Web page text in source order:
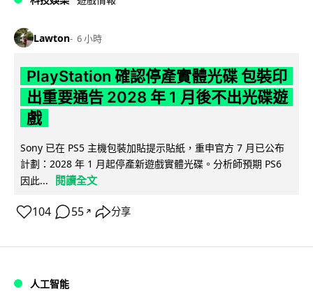
Lawton 6 小時
PlayStation 確認停產實體光碟 包裝印
出重要通告 2028 年 1 月後不出光碟遊
戲
Sony 已在 PS5 主機包裝加貼提示貼紙，重申官方 7 月已公布
計劃：2028 年 1 月起停產新遊戲實體光碟。分析師預期 PS6
因此...
閱讀全文
104 55 ↗ 分享
人工智能